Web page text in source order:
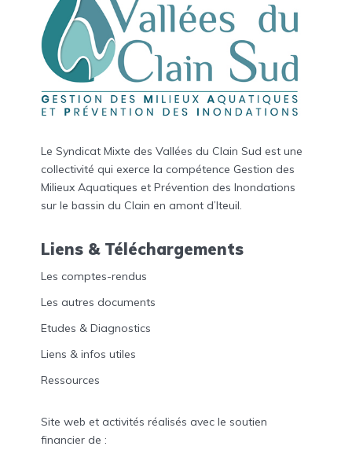
Le Syndicat Mixte des Vallées du Clain Sud est une
collectivité qui exerce la compétence Gestion des
Milieux Aquatiques et Prévention des Inondations
sur le bassin du Clain en amont d’Iteuil.
Liens & Téléchargements
Les comptes-rendus
Les autres documents
Etudes & Diagnostics
Liens & infos utiles
Ressources
Site web et activités réalisés avec le soutien
financier de :